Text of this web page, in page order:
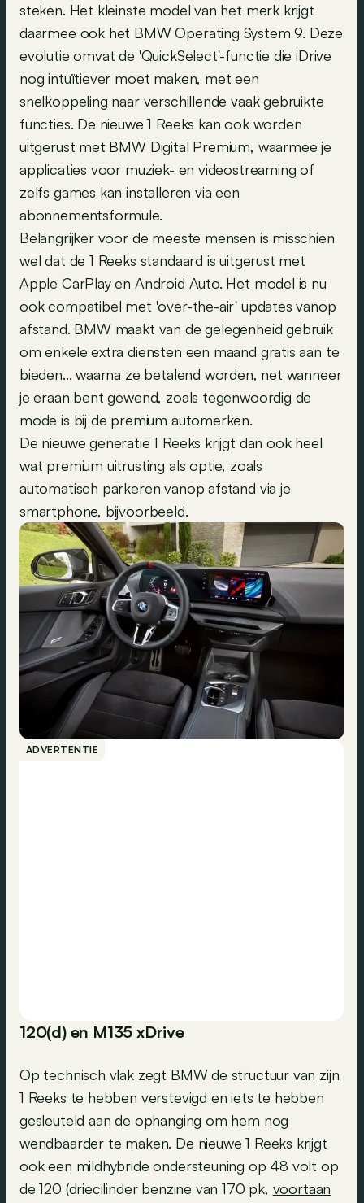
steken. Het kleinste model van het merk krijgt
daarmee ook het BMW Operating System 9. Deze
evolutie omvat de 'QuickSelect'-functie die iDrive
nog intuïtiever moet maken, met een
snelkoppeling naar verschillende vaak gebruikte
functies. De nieuwe 1 Reeks kan ook worden
uitgerust met BMW Digital Premium, waarmee je
applicaties voor muziek- en videostreaming of
zelfs games kan installeren via een
abonnementsformule.
Belangrijker voor de meeste mensen is misschien
wel dat de 1 Reeks standaard is uitgerust met
Apple CarPlay en Android Auto. Het model is nu
ook compatibel met 'over-the-air' updates vanop
afstand. BMW maakt van de gelegenheid gebruik
om enkele extra diensten een maand gratis aan te
bieden... waarna ze betalend worden, net wanneer
je eraan bent gewend, zoals tegenwoordig de
mode is bij de premium automerken.
De nieuwe generatie 1 Reeks krijgt dan ook heel
wat premium uitrusting als optie, zoals
automatisch parkeren vanop afstand via je
smartphone, bijvoorbeeld.
ADVERTENTIE
120(d) en M135 xDrive
Op technisch vlak zegt BMW de structuur van zijn
1 Reeks te hebben verstevigd en iets te hebben
gesleuteld aan de ophanging om hem nog
wendbaarder te maken. De nieuwe 1 Reeks krijgt
ook een mildhybride ondersteuning op 48 volt op
de 120 (driecilinder benzine van 170 pk, voortaan